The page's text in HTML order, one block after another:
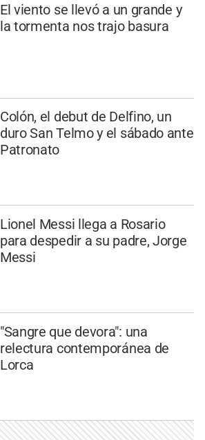
El viento se llevó a un grande y
la tormenta nos trajo basura
Colón, el debut de Delfino, un
duro San Telmo y el sábado ante
Patronato
Lionel Messi llega a Rosario
para despedir a su padre, Jorge
Messi
"Sangre que devora": una
relectura contemporánea de
Lorca